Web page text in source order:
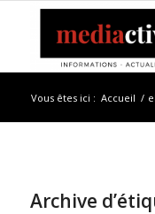
Vous êtes ici : Accueil /
Archive